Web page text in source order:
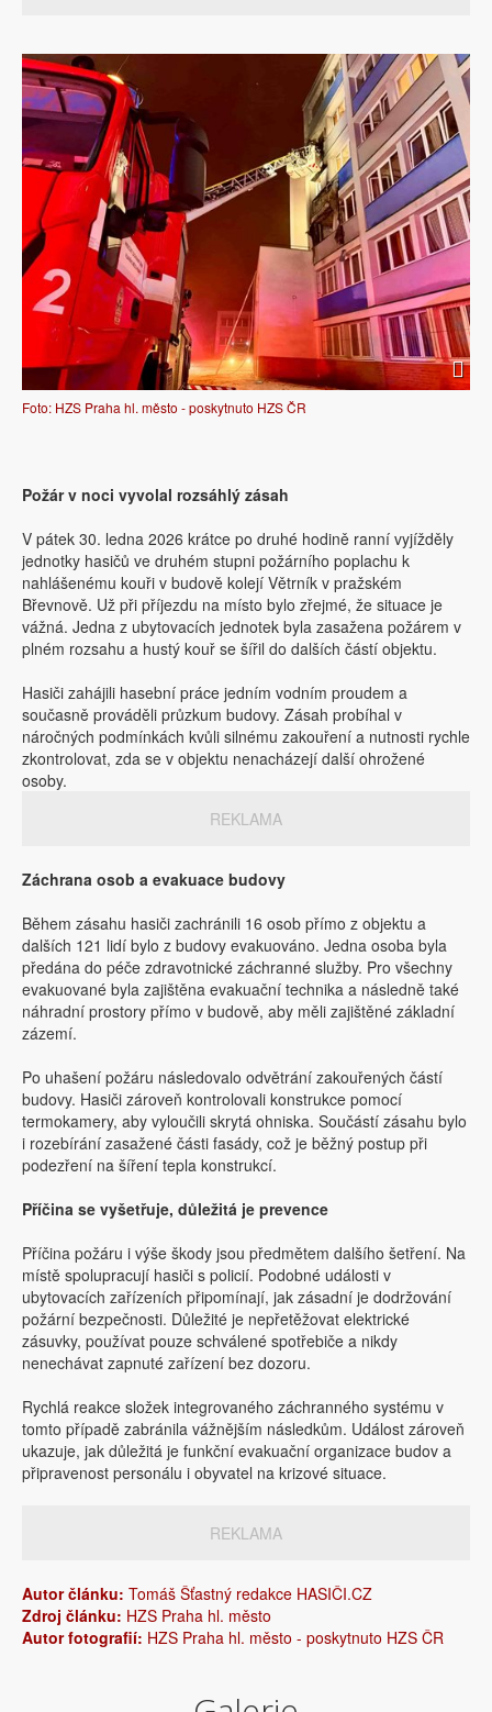
Foto: HZS Praha hl. město - poskytnuto HZS ČR
Požár v noci vyvolal rozsáhlý zásah
V pátek 30. ledna 2026 krátce po druhé hodině ranní vyjížděly
jednotky hasičů ve druhém stupni požárního poplachu k
nahlášenému kouři v budově kolejí Větrník v pražském
Břevnově. Už při příjezdu na místo bylo zřejmé, že situace je
vážná. Jedna z ubytovacích jednotek byla zasažena požárem v
plném rozsahu a hustý kouř se šířil do dalších částí objektu.
Hasiči zahájili hasební práce jedním vodním proudem a
současně prováděli průzkum budovy. Zásah probíhal v
náročných podmínkách kvůli silnému zakouření a nutnosti rychle
zkontrolovat, zda se v objektu nenacházejí další ohrožené
osoby.
REKLAMA
Záchrana osob a evakuace budovy
Během zásahu hasiči zachránili 16 osob přímo z objektu a
dalších 121 lidí bylo z budovy evakuováno. Jedna osoba byla
předána do péče zdravotnické záchranné služby. Pro všechny
evakuované byla zajištěna evakuační technika a následně také
náhradní prostory přímo v budově, aby měli zajištěné základní
zázemí.
Po uhašení požáru následovalo odvětrání zakouřených částí
budovy. Hasiči zároveň kontrolovali konstrukce pomocí
termokamery, aby vyloučili skrytá ohniska. Součástí zásahu bylo
i rozebírání zasažené části fasády, což je běžný postup při
podezření na šíření tepla konstrukcí.
Příčina se vyšetřuje, důležitá je prevence
Příčina požáru i výše škody jsou předmětem dalšího šetření. Na
místě spolupracují hasiči s policií. Podobné události v
ubytovacích zařízeních připomínají, jak zásadní je dodržování
požární bezpečnosti. Důležité je nepřetěžovat elektrické
zásuvky, používat pouze schválené spotřebiče a nikdy
nenechávat zapnuté zařízení bez dozoru.
Rychlá reakce složek integrovaného záchranného systému v
tomto případě zabránila vážnějším následkům. Událost zároveň
ukazuje, jak důležitá je funkční evakuační organizace budov a
připravenost personálu i obyvatel na krizové situace.
REKLAMA
Autor článku: Tomáš Šťastný redakce HASIČI.CZ
Zdroj článku: HZS Praha hl. město
Autor fotografií: HZS Praha hl. město - poskytnuto HZS ČR